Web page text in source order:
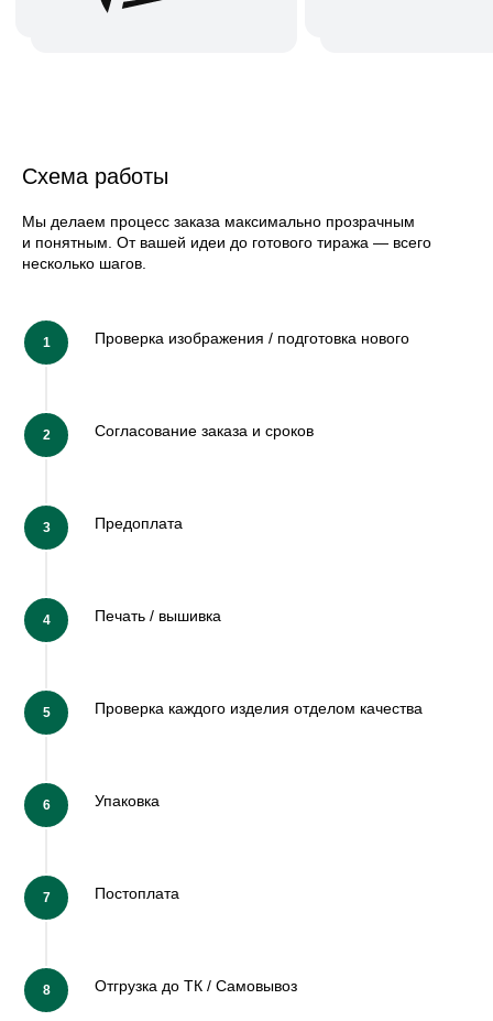
Схема работы
Мы делаем процесс заказа максимально прозрачным
и понятным. От вашей идеи до готового тиража — всего
несколько шагов.
Проверка изображения / подготовка нового
Согласование заказа и сроков
Предоплата
Печать / вышивка
Проверка каждого изделия отделом качества
Упаковка
Постоплата
Отгрузка до ТК / Самовывоз